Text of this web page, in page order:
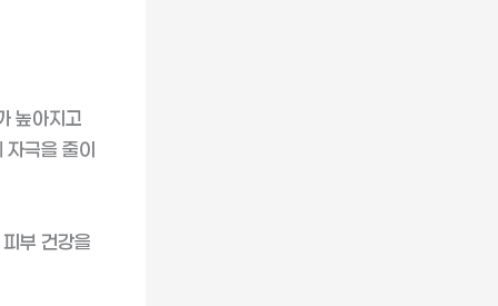
높아지고
자극을 줄이
부 건강을